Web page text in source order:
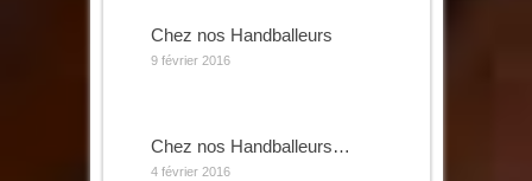
Chez nos Handballeurs
9 février 2016
Chez nos Handballeurs…
4 février 2016